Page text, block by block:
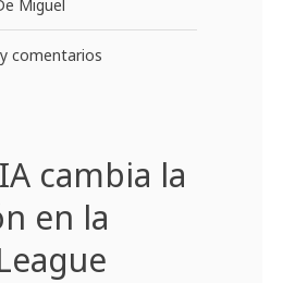
Miguel
comentarios
cambia la
en la